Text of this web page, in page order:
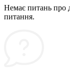
Немає питань про
питання.